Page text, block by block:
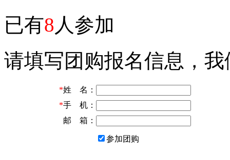
已有8 人参加
请填写团购报名信息，
*姓 名：
*手 机：
邮 箱：
参加团购